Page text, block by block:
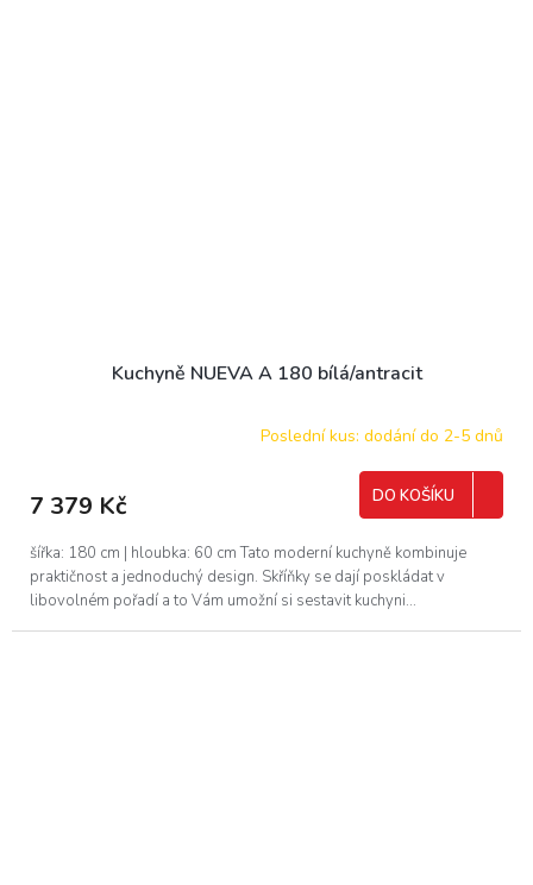
Kuchyně NUEVA A 180 bílá/antracit
Poslední kus: dodání do 2-5 dnů
7 379 Kč DO KOŠÍKU
šířka: 180 cm | hloubka: 60 cm Tato moderní kuchyně kombinuje
praktičnost a jednoduchý design. Skříňky se dají poskládat v
libovolném pořadí a to Vám umožní si sestavit kuchyni...